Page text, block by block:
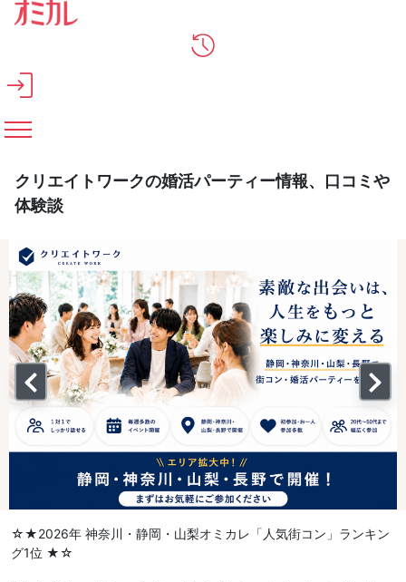
メインコンテンツへスキップ
クリエイトワークの婚活パーティー情報、口コミや
体験談
☆★2026年 神奈川・静岡・山梨オミカレ「人気街コン」ランキン
グ1位 ★☆